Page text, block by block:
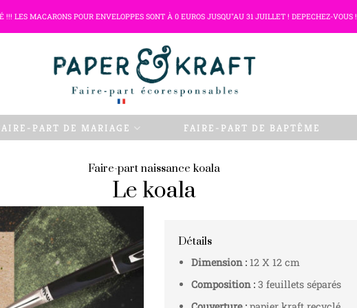
!!! LES MACARONS POUR ENVELOPPES SONT À 0 EUROS JUSQU"AU 31 JUILLET ! DEPECHEZ-VOUS !
PART DE MARIAGE FAIRE-PART DE BAPTÊME
Faire-part naissance koala
Le koala
Détails
Dimension : 12 X 12 cm
Composition :3 feuillets séparés